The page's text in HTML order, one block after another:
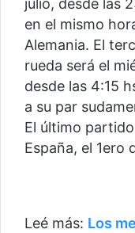
julio, desde las
en el mismo
Alemania. El
rueda será el
desde las 4:15
a su par
El último
España, el 1ero
Leé más: Los